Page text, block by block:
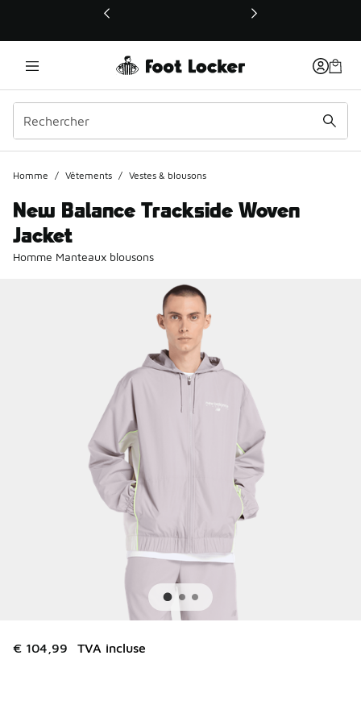
Ce lien ouvrira une nouvelle fenêtre
Homme / Vêtements / Vestes & blousons
New Balance Trackside Woven
Jacket
Homme Manteaux blousons
€ 104,99 TVA incluse